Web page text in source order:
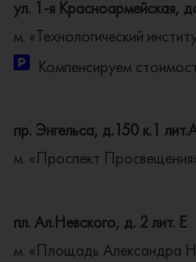
ул. 1-я Красноармейская,
м. «Технологический
Компенсируем
пр. Энгельса, д.150 к.1
м. «Проспект
пл. Ал.Невского, д. 2 лит. Е
м. «Площадь Александра